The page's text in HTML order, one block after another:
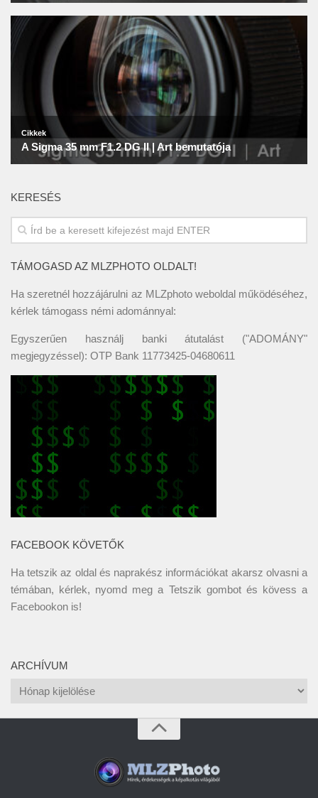
KERESÉS
TÁMOGASD AZ MLZPHOTO OLDALT!
Ha szeretnél hozzájárulni az MLZphoto weboldal működéséhez,
kérlek támogass némi adománnyal:
Egyszerűen használj banki átutalást ("ADOMÁNY"
megjegyzéssel): OTP Bank 11773425-04680611
FACEBOOK KÖVETŐK
Ha tetszik az oldal és naprakész információkat akarsz olvasni a
témában, kérlek, nyomd meg a Tetszik gombot és kövess a
Facebookon is!
ARCHÍVUM
Archívum